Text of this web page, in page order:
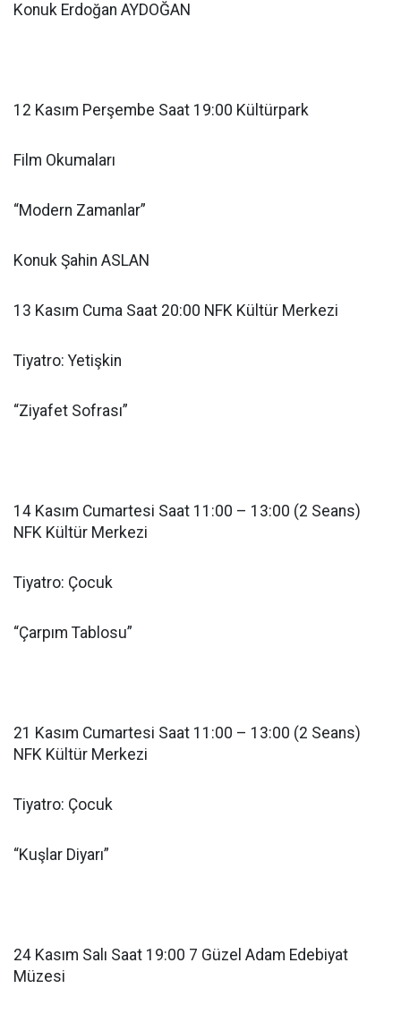
Konuk Erdoğan AYDOĞAN
12 Kasım Perşembe Saat 19:00 Kültürpark
Film Okumaları
“Modern Zamanlar”
Konuk Şahin ASLAN
13 Kasım Cuma Saat 20:00 NFK Kültür Merkezi
Tiyatro: Yetişkin
“Ziyafet Sofrası”
14 Kasım Cumartesi Saat 11:00 – 13:00 (2 Seans)
NFK Kültür Merkezi
Tiyatro: Çocuk
“Çarpım Tablosu”
21 Kasım Cumartesi Saat 11:00 – 13:00 (2 Seans)
NFK Kültür Merkezi
Tiyatro: Çocuk
“Kuşlar Diyarı”
24 Kasım Salı Saat 19:00 7 Güzel Adam Edebiyat
Müzesi